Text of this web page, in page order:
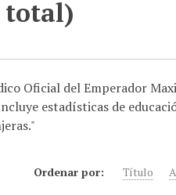
total)
Oficial del Emperador
estadísticas de
Ordenar por: Título